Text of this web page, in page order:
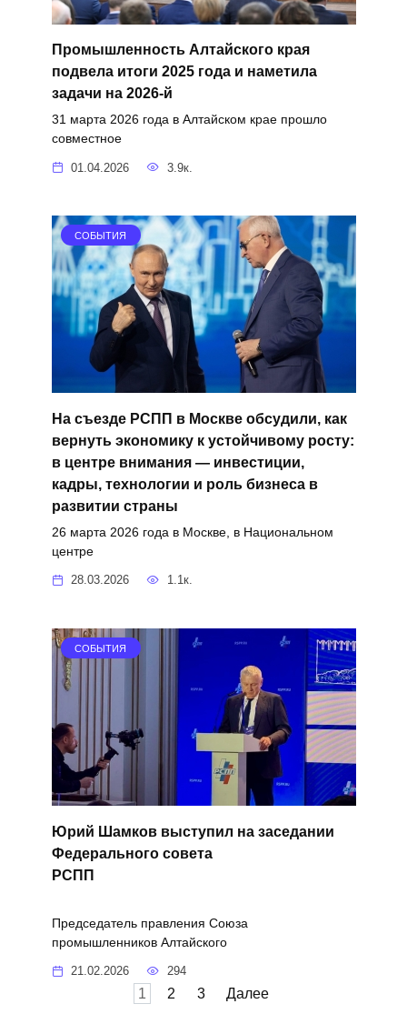
Промышленность Алтайского края
подвела итоги 2025 года и наметила
задачи на 2026-й
31 марта 2026 года в Алтайском крае прошло
совместное
01.04.2026 3.9к.
СОБЫТИЯ
На съезде РСПП в Москве обсудили, как
вернуть экономику к устойчивому росту:
в центре внимания — инвестиции,
кадры, технологии и роль бизнеса в
развитии страны
26 марта 2026 года в Москве, в Национальном
центре
28.03.2026 1.1к.
СОБЫТИЯ
Юрий Шамков выступил на заседании
Федерального совета
РСПП
Председатель правления Союза
промышленников Алтайского
21.02.2026 294
1 2 3 Далее